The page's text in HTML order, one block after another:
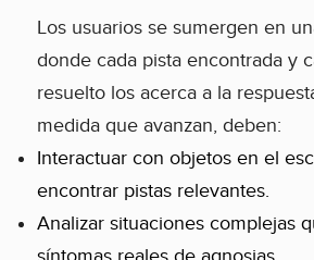
Los usuarios se sumergen en
donde cada pista encontrada y
resuelto los acerca a la
medida que avanzan, deben:
Interactuar con objetos en el
encontrar pistas relevantes.
Analizar situaciones complejas